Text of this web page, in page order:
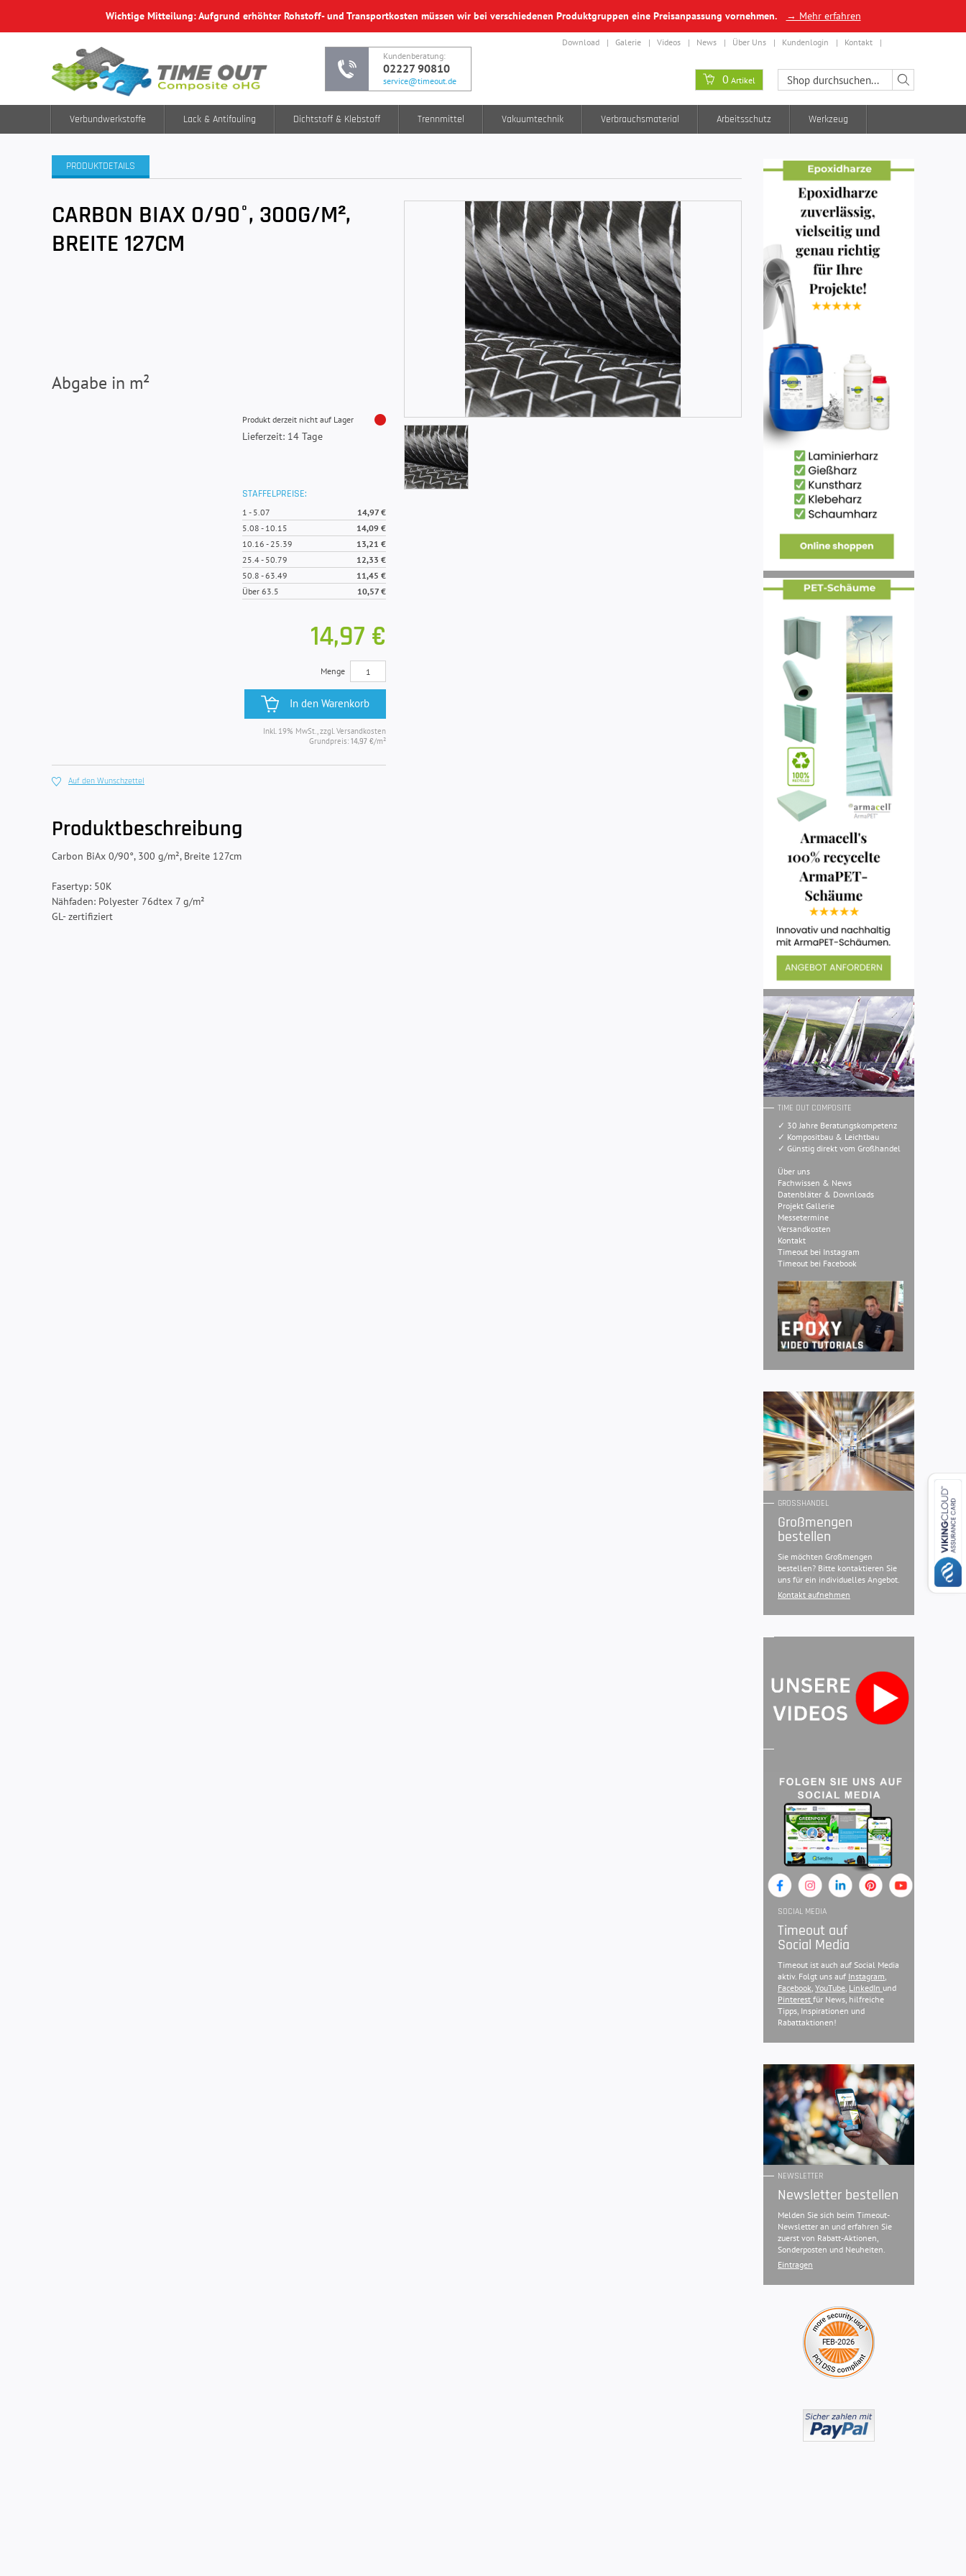
Wichtige Mitteilung: Aufgrund erhöhter Rohstoff- und Transportkosten müssen wir bei verschiedenen Produktgruppen eine Preisanpassung vornehmen. → Mehr erfahren
Kundenberatung:
02227 90810
service@timeout.de
Download Galerie Videos News Über Uns Kundenlogin Kontakt
0 Artikel
Verbundwerkstoffe Lack & Antifouling Dichtstoff & Klebstoff Trennmittel Vakuumtechnik Verbrauchsmaterial Arbeitsschutz Werkzeug
PRODUKTDETAILS
CARBON BIAX 0/90°, 300G/M²,
BREITE 127CM
Abgabe in m²
Produkt derzeit nicht auf Lager
Lieferzeit: 14 Tage
STAFFELPREISE:
1 - 5.07
14,97 €
5.08 - 10.15
14,09 €
10.16 -25.39
13,21 €
25.4- 50.79
12,33 €
50.8 -63.49
11,45 €
Über 63.5
10,57 €
14,97 €
Menge
In den Warenkorb
Inkl. 19% MwSt., zzgl. Versandkosten
Grundpreis: 14,97 €/m²
Auf den Wunschzettel
Produktbeschreibung
Carbon BiAx 0/90°, 300 g/m², Breite 127cm
Fasertyp: 50K
Nähfaden: Polyester 76dtex 7 g/m²
GL- zertifiziert
TIME OUT COMPOSITE
✓ 30 Jahre Beratungskompetenz
✓ Kompositbau & Leichtbau
✓ Günstig direkt vom Großhandel
Über uns
Fachwissen & News
Datenbläter & Downloads
Projekt Gallerie
Messetermine
Versandkosten
Kontakt
Timeout bei Instagram
Timeout bei Facebook
GROSSHANDEL
Großmengen
bestellen
Sie möchten Großmengen
bestellen? Bitte kontaktieren Sie
uns für ein individuelles Angebot.
Kontakt aufnehmen
SOCIAL MEDIA
Timeout auf
Social Media
Timeout ist auch auf Social Media
aktiv. Folgt uns auf Instagram,
Facebook, YouTube, LinkedIn und
Pinterest für News, hilfreiche
Tipps, Inspirationen und
Rabattaktionen!
NEWSLETTER
Newsletter bestellen
Melden Sie sich beim Timeout-
Newsletter an und erfahren Sie
zuerst von Rabatt-Aktionen,
Sonderposten und Neuheiten.
Eintragen